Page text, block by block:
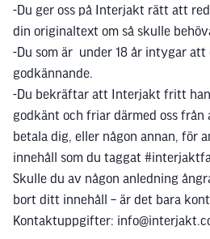
-Du ger oss på Interjakt rätt att
din originaltext om så skulle
-Du som är under 18 år intygar att
godkännande.
-Du bekräftar att Interjakt fritt
godkänt och friar därmed oss
betala dig, eller någon annan, för
innehåll som du taggat
Skulle du av någon anledning
bort ditt innehåll – är det bara
Kontaktuppgifter: